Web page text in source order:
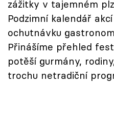
Sledujte nás
zážitky v tajemném
Podzimní kalendář
ochutnávku
Přinášíme přehled
potěší gurmány,
trochu netradiční